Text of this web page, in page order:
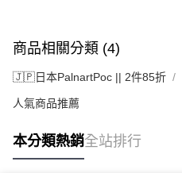
商品相關分類 (4)
🇯🇵日本PalnartPoc || 2件85折
人氣商品推薦
本分類熱銷全站排行